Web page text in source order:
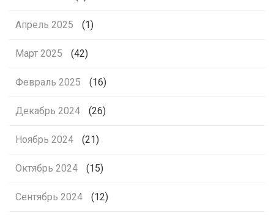
Апрель 2025 (1)
Март 2025 (42)
Февраль 2025 (16)
Декабрь 2024 (26)
Ноябрь 2024 (21)
Октябрь 2024 (15)
Сентябрь 2024 (12)